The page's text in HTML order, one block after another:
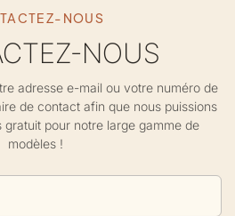
NOUS
NOUS
adresse e-mail ou votre numéro de
de contact afin que nous puissions
pour notre large gamme de
modèles !